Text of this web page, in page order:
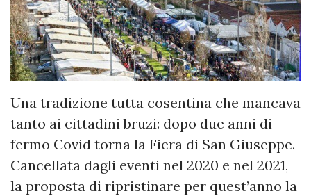
Una tradizione tutta cosentina che mancava
tanto ai cittadini bruzi: dopo due anni di
fermo Covid torna la Fiera di San Giuseppe.
Cancellata dagli eventi nel 2020 e nel 2021,
la proposta di ripristinare per quest’anno la